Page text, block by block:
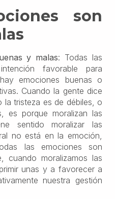
son
y malas: Todas las
favorable para
emociones buenas o
Cuando la gente dice
la tristeza es de débiles, o
es porque moralizan las
sentido moralizar las
no está en la emoción,
las emociones son
cuando moralizamos las
unas y a favorecer a
nuestra gestión